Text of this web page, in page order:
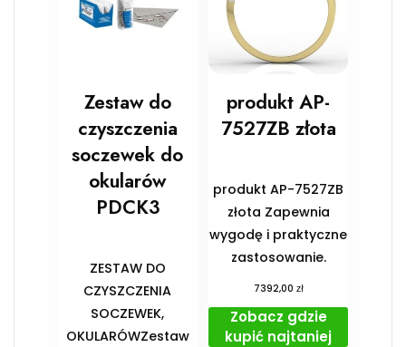
Zestaw do
czyszczenia
soczewek do
okularów
PDCK3
ZESTAW DO
CZYSZCZENIA
SOCZEWEK,
OKULARÓWZestaw
produkt AP-
7527ZB złota
produkt AP-7527ZB
złota Zapewnia
wygodę i praktyczne
zastosowanie.
7392,00 zł
Zobacz gdzie
kupić najtaniej